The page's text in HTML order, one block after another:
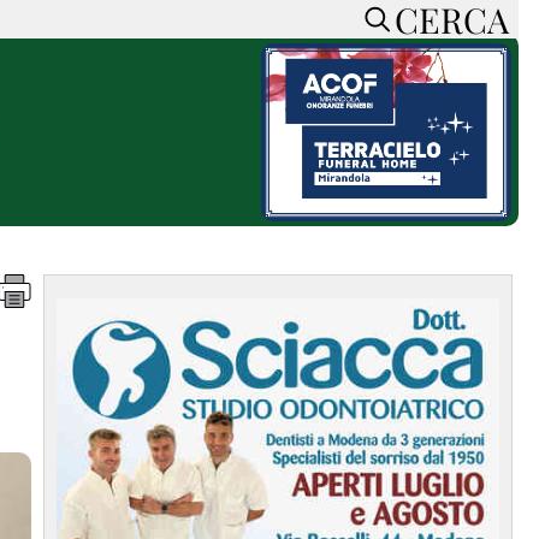
CERCA
ACCEDI o REGISTRATI
SOSTIENI LA PRESSA
CONOSCI LA PRESSA
COOKIE POLICY
PRIVACY POLICY
FEED RSS
MAPPA DEL SITO
NORMATIVE
DEONTOLOGICHE